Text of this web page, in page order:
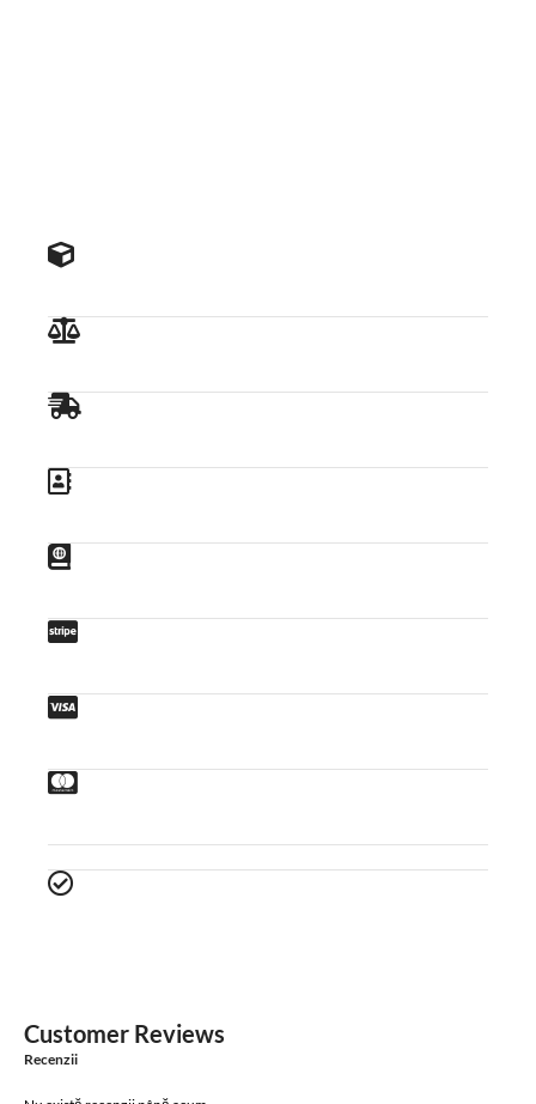
Customer Reviews
Recenzii